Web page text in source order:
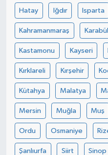
Hatay Iğdır Isparta
Kahramanmaraş
Kastamonu Kayseri
Kırklareli Kırşehir
Kütahya Malatya
Mersin Muğla Muş
Ordu Osmaniye
Şanlıurfa Siirt Sinop